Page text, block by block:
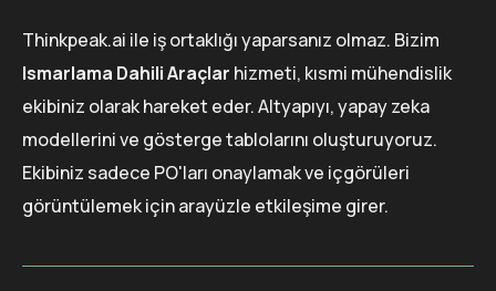
Thinkpeak.ai ile iş ortaklığı yaparsanız olmaz. Bizim
Ismarlama Dahili Araçlar hizmeti, kısmi mühendislik
ekibiniz olarak hareket eder. Altyapıyı, yapay zeka
modellerini ve gösterge tablolarını oluşturuyoruz.
Ekibiniz sadece PO'ları onaylamak ve içgörüleri
görüntülemek için arayüzle etkileşime girer.